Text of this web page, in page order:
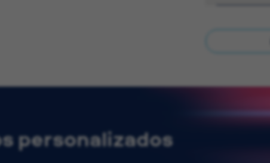
personalizados